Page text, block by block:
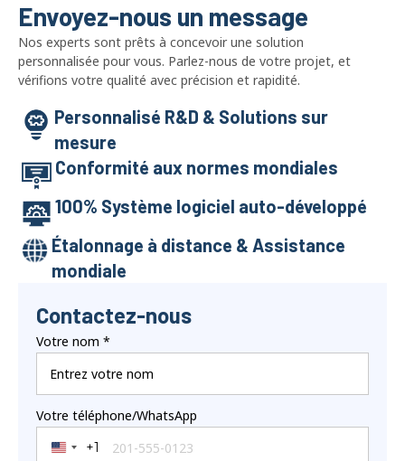
Envoyez-nous un message
Nos experts sont prêts à concevoir une solution
personnalisée pour vous. Parlez-nous de votre projet, et
vérifions votre qualité avec précision et rapidité.
Personnalisé R&D & Solutions sur
mesure
Conformité aux normes mondiales
100% Système logiciel auto-développé
Étalonnage à distance & Assistance
mondiale
Contactez-nous
Votre nom *
Votre téléphone/WhatsApp
United States +1
+1